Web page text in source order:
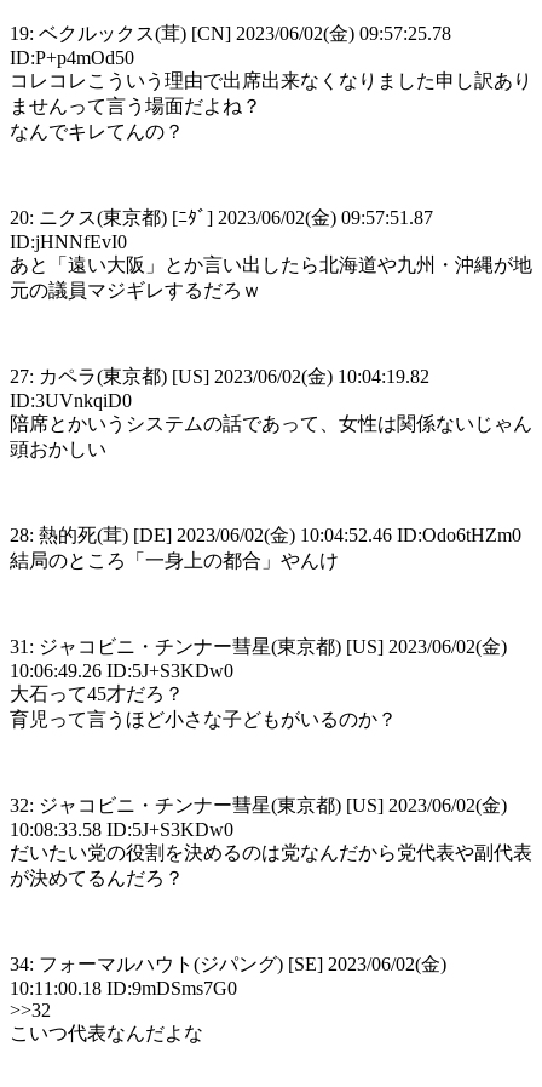
19: ベクルックス(茸) [CN] 2023/06/02(金) 09:57:25.78
ID:P+p4mOd50
コレコレこういう理由で出席出来なくなりました申し訳あり
ませんって言う場面だよね？
なんでキレてんの？
20: ニクス(東京都) [ﾆﾀﾞ] 2023/06/02(金) 09:57:51.87
ID:jHNNfEvI0
あと「遠い大阪」とか言い出したら北海道や九州・沖縄が地
元の議員マジギレするだろｗ
27: カペラ(東京都) [US] 2023/06/02(金) 10:04:19.82
ID:3UVnkqiD0
陪席とかいうシステムの話であって、女性は関係ないじゃん
頭おかしい
28: 熱的死(茸) [DE] 2023/06/02(金) 10:04:52.46 ID:Odo6tHZm0
結局のところ「一身上の都合」やんけ
31: ジャコビニ・チンナー彗星(東京都) [US] 2023/06/02(金)
10:06:49.26 ID:5J+S3KDw0
大石って45才だろ？
育児って言うほど小さな子どもがいるのか？
32: ジャコビニ・チンナー彗星(東京都) [US] 2023/06/02(金)
10:08:33.58 ID:5J+S3KDw0
だいたい党の役割を決めるのは党なんだから党代表や副代表
が決めてるんだろ？
34: フォーマルハウト(ジパング) [SE] 2023/06/02(金)
10:11:00.18 ID:9mDSms7G0
>>32
こいつ代表なんだよな